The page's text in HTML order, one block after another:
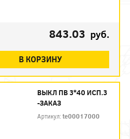
843.03 руб.
В КОРЗИНУ
ВЫКЛ ПВ 3*40 ИСП.3
-ЗАКАЗ
Артикул:te00017000